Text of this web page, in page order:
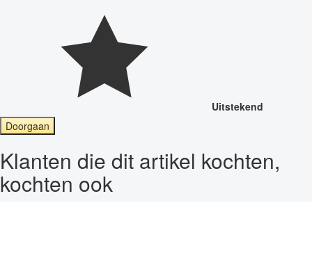
Uitstekend
Doorgaan
Klanten die dit artikel kochten,
kochten ook